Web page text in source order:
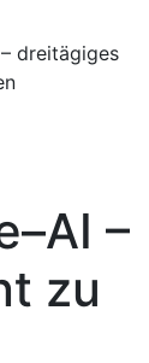
dreitägiges
–
zu